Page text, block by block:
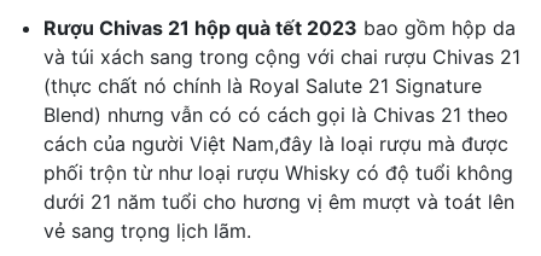
Rượu Chivas 21 hộp quà tết 2023 bao gồm hộp da
và túi xách sang trong cộng với chai rượu Chivas 21
(thực chất nó chính là Royal Salute 21 Signature
Blend) nhưng vẫn có có cách gọi là Chivas 21 theo
cách của người Việt Nam,đây là loại rượu mà được
phối trộn từ như loại rượu Whisky có độ tuổi không
dưới 21 năm tuổi cho hương vị êm mượt và toát lên
vẻ sang trọng lịch lãm.